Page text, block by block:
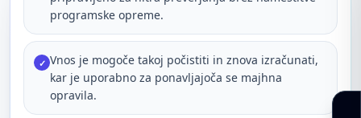
programske opreme.
✓ Vnos je mogoče takoj počistiti in znova izračunati,
kar je uporabno za ponavljajoča se majhna
opravila.